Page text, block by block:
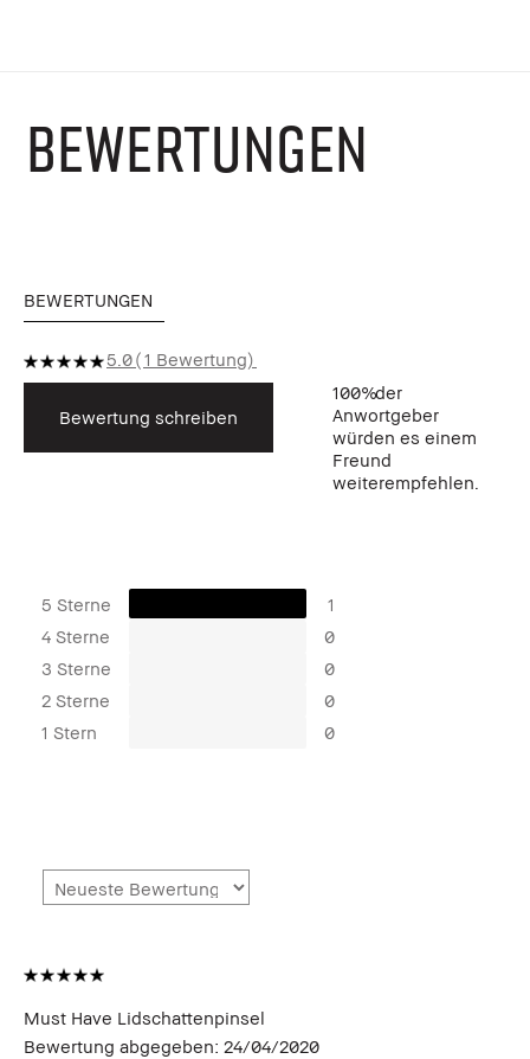
BEWERTUNGEN
BEWERTUNGEN
5.0 1 Bewertung
Bewertung schreiben
100%der
Anwortgeber
würden es einem
Freund
weiterempfehlen.
5 Sterne
1
4 Sterne
0
3 Sterne
0
2 Sterne
0
1 Stern
0
Must Have Lidschattenpinsel
Bewertung abgegeben: 24/04/2020